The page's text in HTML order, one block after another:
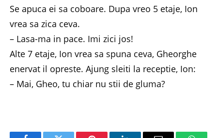
Se apuca ei sa coboare. Dupa vreo 5 etaje, Ion
vrea sa zica ceva.
– Lasa-ma in pace. Imi zici jos!
Alte 7 etaje, Ion vrea sa spuna ceva, Gheorghe
enervat il opreste. Ajung sleiti la receptie, Ion:
– Mai, Gheo, tu chiar nu stii de gluma?